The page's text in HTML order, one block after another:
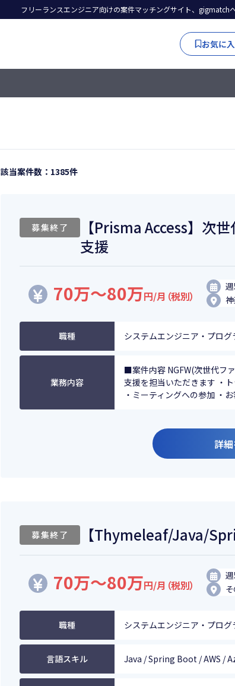
フリーランスエンジニア向けの案件マッチングサイト、gigmatch
お気に
該当案件数：1385件
募集終了
【Prisma Access】次
支援
70万～80万円/月（税別）
神
職種 システムエンジニア・プログ
業務内容
■案件内容 NGFW(次世代フ
支援を担当いただきます ・
・ミーティングへの参加 ・
詳
募集終了 【Thymeleaf/Java/
70万～80万円/月（税別）
職種 システムエンジニア・プログ
言語スキル Java / Spring Boot / AWS /